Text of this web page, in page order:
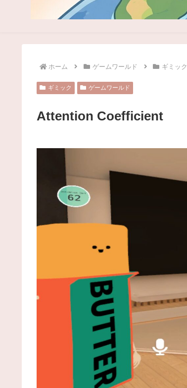
ホーム ゲームワールド ギミック
ギミック ゲームワールド
Attention Coefficient